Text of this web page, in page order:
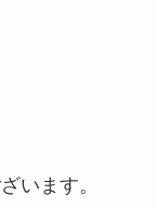
います。